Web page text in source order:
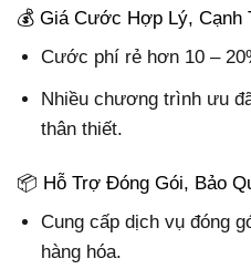
💰 Giá Cước Hợp Lý, Cạnh
Cước phí rẻ hơn 10 –
Nhiều chương trình ưu
thân thiết.
📦 Hỗ Trợ Đóng Gói, Bảo
Cung cấp dịch vụ đóng
hàng hóa.